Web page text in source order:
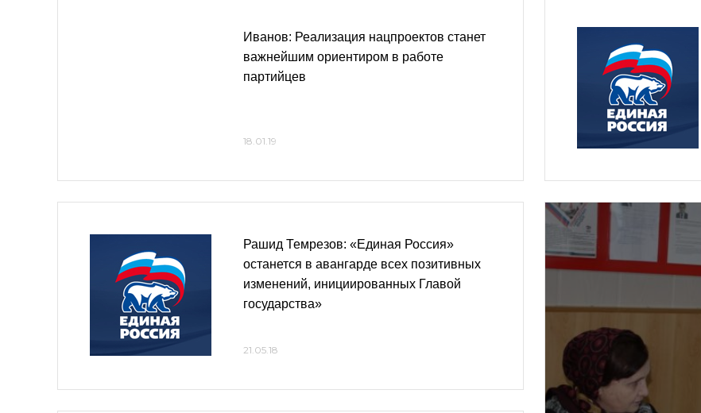
Иванов: Реализация нацпроектов станет
важнейшим ориентиром в работе
партийцев
18.01.19
Рашид Темрезов: «Единая Россия»
останется в авангарде всех позитивных
изменений, инициированных Главой
государства»
21.05.18